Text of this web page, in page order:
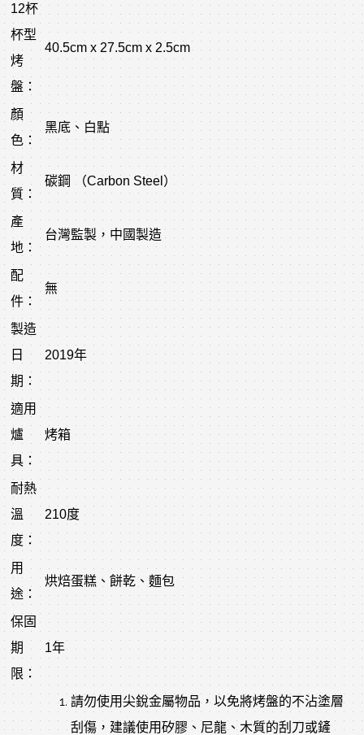
12杯
杯型
烤
盤：
40.5cm x 27.5cm x 2.5cm
顏
色：
黑底、白點
材
質：
碳鋼 （Carbon Steel）
產
地：
台灣監製，中國製造
配
件：
無
製造
日
期：
2019年
適用
爐
具：
烤箱
耐熱
溫
度：
210度
用
途：
烘焙蛋糕、餅乾、麵包
保固
期
限：
1年
請勿使用尖銳金屬物品，以免將烤盤的不沾塗層
刮傷，建議使用矽膠、尼龍、木質的刮刀或鏟